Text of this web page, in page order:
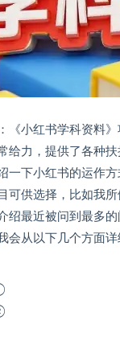
《小红书学科资料
给力，提供了各种扶
一下小红书的运作方
可供选择，比如我
绍最近被问到最多
会从以下几个方面详